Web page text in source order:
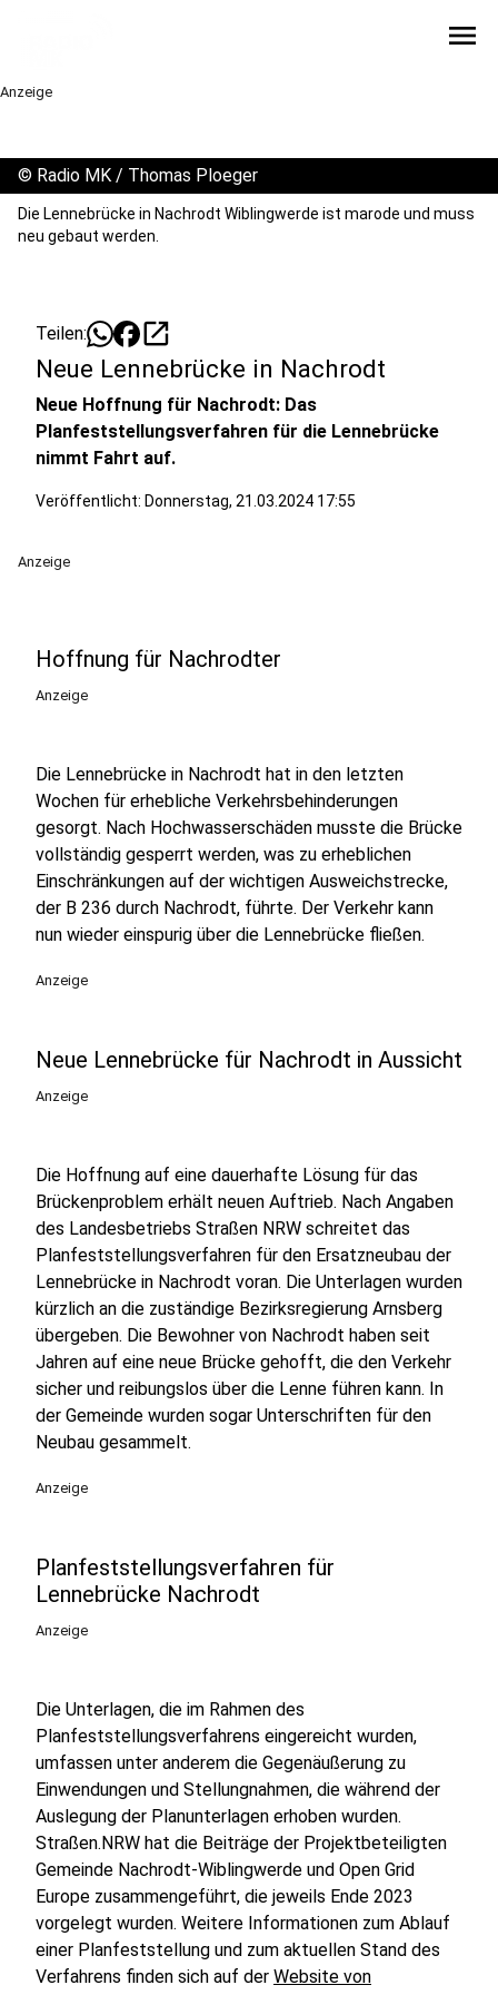
menu
Anzeige
© Radio MK / Thomas Ploeger
Die Lennebrücke in Nachrodt Wiblingwerde ist marode und muss
neu gebaut werden.
Teilen: open_in_new
Neue Lennebrücke in Nachrodt
Neue Hoffnung für Nachrodt: Das
Planfeststellungsverfahren für die Lennebrücke
nimmt Fahrt auf.
Veröffentlicht: Donnerstag, 21.03.2024 17:55
Anzeige
Hoffnung für Nachrodter
Anzeige
Die Lennebrücke in Nachrodt hat in den letzten
Wochen für erhebliche Verkehrsbehinderungen
gesorgt. Nach Hochwasserschäden musste die Brücke
vollständig gesperrt werden, was zu erheblichen
Einschränkungen auf der wichtigen Ausweichstrecke,
der B 236 durch Nachrodt, führte. Der Verkehr kann
nun wieder einspurig über die Lennebrücke fließen.
Anzeige
Neue Lennebrücke für Nachrodt in Aussicht
Anzeige
Die Hoffnung auf eine dauerhafte Lösung für das
Brückenproblem erhält neuen Auftrieb. Nach Angaben
des Landesbetriebs Straßen NRW schreitet das
Planfeststellungsverfahren für den Ersatzneubau der
Lennebrücke in Nachrodt voran. Die Unterlagen wurden
kürzlich an die zuständige Bezirksregierung Arnsberg
übergeben. Die Bewohner von Nachrodt haben seit
Jahren auf eine neue Brücke gehofft, die den Verkehr
sicher und reibungslos über die Lenne führen kann. In
der Gemeinde wurden sogar Unterschriften für den
Neubau gesammelt.
Anzeige
Planfeststellungsverfahren für
Lennebrücke Nachrodt
Anzeige
Die Unterlagen, die im Rahmen des
Planfeststellungsverfahrens eingereicht wurden,
umfassen unter anderem die Gegenäußerung zu
Einwendungen und Stellungnahmen, die während der
Auslegung der Planunterlagen erhoben wurden.
Straßen.NRW hat die Beiträge der Projektbeteiligten
Gemeinde Nachrodt-Wiblingwerde und Open Grid
Europe zusammengeführt, die jeweils Ende 2023
vorgelegt wurden. Weitere Informationen zum Ablauf
einer Planfeststellung und zum aktuellen Stand des
Verfahrens finden sich auf der Website von